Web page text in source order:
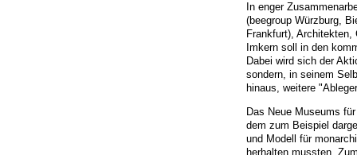
In enger
(beegroup Würzburg,
Frankfurt),
Imkern soll in den
Dabei wird sich der
sondern, in seinem
hinaus, weitere
Das Neue Museums
dem zum Beispiel
und Modell für
herhalten mussten.